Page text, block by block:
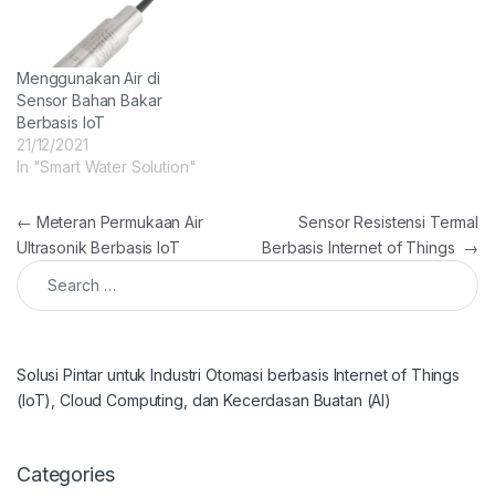
Menggunakan Air di
Sensor Bahan Bakar
Berbasis IoT
21/12/2021
In "Smart Water Solution"
Post navigation
← Meteran Permukaan Air
Ultrasonik Berbasis IoT
Sensor Resistensi Termal
Berbasis Internet of Things →
Search for:
Solusi Pintar untuk Industri Otomasi berbasis Internet of Things
(IoT), Cloud Computing, dan Kecerdasan Buatan (AI)
Categories